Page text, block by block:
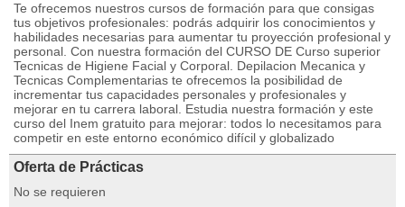
Te ofrecemos nuestros cursos de formación para que consigas
tus objetivos profesionales: podrás adquirir los conocimientos y
habilidades necesarias para aumentar tu proyección profesional y
personal. Con nuestra formación del CURSO DE Curso superior
Tecnicas de Higiene Facial y Corporal. Depilacion Mecanica y
Tecnicas Complementarias te ofrecemos la posibilidad de
incrementar tus capacidades personales y profesionales y
mejorar en tu carrera laboral. Estudia nuestra formación y este
curso del Inem gratuito para mejorar: todos lo necesitamos para
competir en este entorno económico difícil y globalizado
Oferta de Prácticas
No se requieren